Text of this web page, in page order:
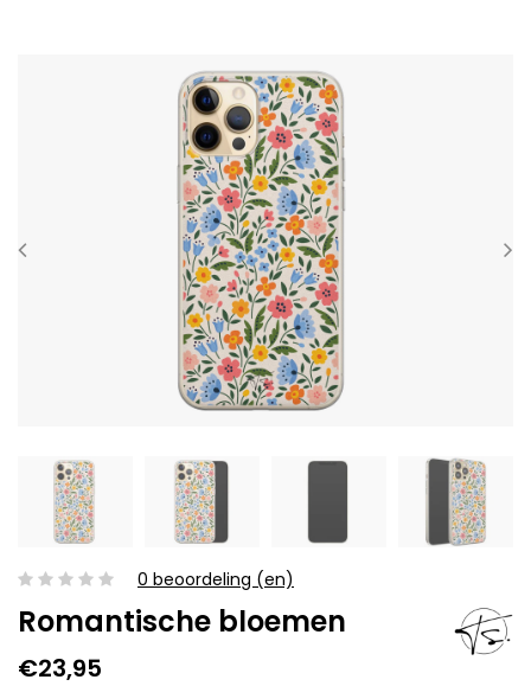
0 beoordeling (en)
Romantische bloemen
€23,95